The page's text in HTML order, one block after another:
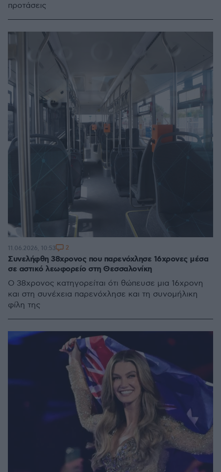
προτάσεις
Συνελήφθη 38χρονος που παρενόχλησε 16χρονες μέσα
σε αστικό λεωφορείο στη Θεσσαλονίκη
Ο 38χρονος κατηγορείται ότι θώπευσε μια 16χρονη
και στη συνέχεια παρενόχλησε και τη συνομήλικη
φίλη της
11.06.2026, 10:53 2